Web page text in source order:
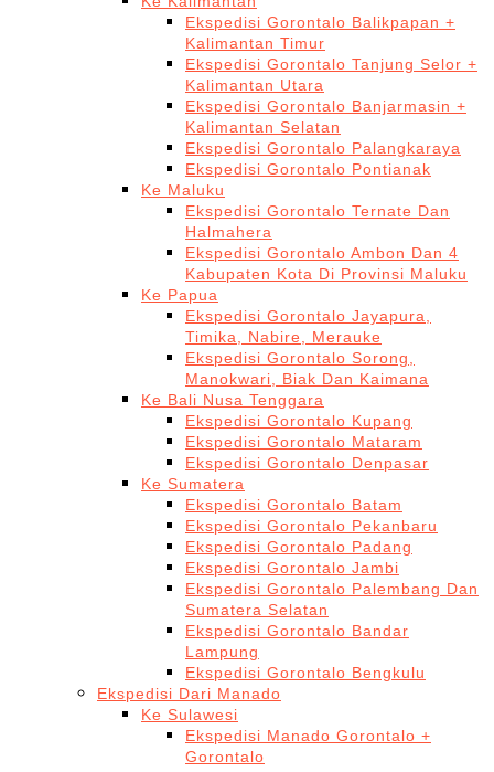
Ekspedisi Gorontalo Balikpapan +
Kalimantan Timur
Ekspedisi Gorontalo Tanjung Selor +
Kalimantan Utara
Ekspedisi Gorontalo Banjarmasin +
Kalimantan Selatan
Ekspedisi Gorontalo Palangkaraya
Ekspedisi Gorontalo Pontianak
Ke Maluku
Ekspedisi Gorontalo Ternate Dan
Halmahera
Ekspedisi Gorontalo Ambon Dan 4
Kabupaten Kota Di Provinsi Maluku
Ke Papua
Ekspedisi Gorontalo Jayapura,
Timika, Nabire, Merauke
Ekspedisi Gorontalo Sorong,
Manokwari, Biak Dan Kaimana
Ke Bali Nusa Tenggara
Ekspedisi Gorontalo Kupang
Ekspedisi Gorontalo Mataram
Ekspedisi Gorontalo Denpasar
Ke Sumatera
Ekspedisi Gorontalo Batam
Ekspedisi Gorontalo Pekanbaru
Ekspedisi Gorontalo Padang
Ekspedisi Gorontalo Jambi
Ekspedisi Gorontalo Palembang Dan
Sumatera Selatan
Ekspedisi Gorontalo Bandar
Lampung
Ekspedisi Gorontalo Bengkulu
Ekspedisi Dari Manado
Ke Sulawesi
Ekspedisi Manado Gorontalo +
Gorontalo